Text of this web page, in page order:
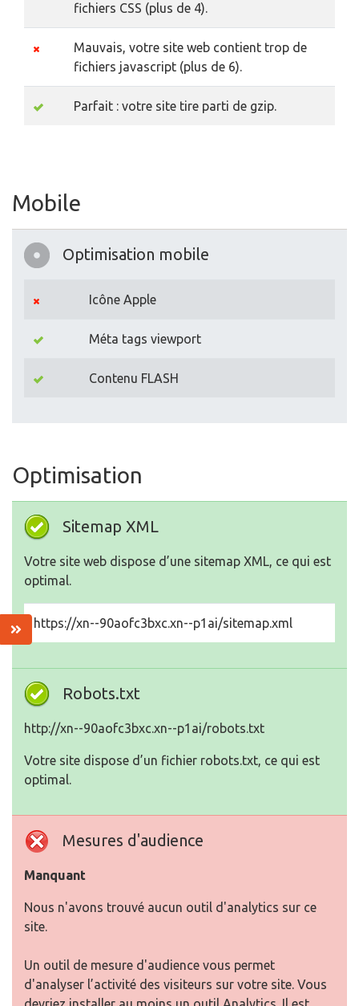
fichiers CSS (plus de 4).
Mauvais, votre site web contient trop de
fichiers javascript (plus de 6).
Parfait : votre site tire parti de gzip.
Mobile
Optimisation mobile
Icône Apple
Méta tags viewport
Contenu FLASH
Optimisation
Sitemap XML
Votre site web dispose d’une sitemap XML, ce qui est
optimal.
https://xn--90aofc3bxc.xn--p1ai/sitemap.xml
Robots.txt
http://xn--90aofc3bxc.xn--p1ai/robots.txt
Votre site dispose d’un fichier robots.txt, ce qui est
optimal.
Mesures d'audience
Manquant
Nous n'avons trouvé aucun outil d'analytics sur ce
site.
Un outil de mesure d'audience vous permet
d'analyser l’activité des visiteurs sur votre site. Vous